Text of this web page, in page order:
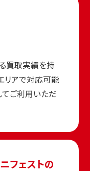
買取実績を持
リアで対応可能
ご利用いただ
フェストの